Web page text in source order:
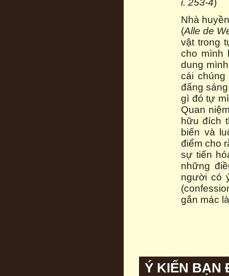
i. 253-4)
Nhà
(Alle de
vật trong
cho mình
dung
cái chúng
đấng
gì đó tự
Quan
hữu đích
biến và
điểm cho
sự tiến
những
người có
gắn mác
Ý KIẾN BẠN